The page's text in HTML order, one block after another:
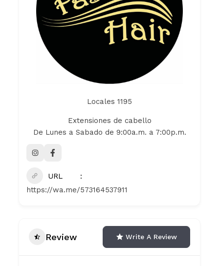
Locales 1195
Extensiones de cabello
De Lunes a Sabado de 9:00a.m. a 7:00p.m.
URL
https://wa.me/573164537911
Review Write A Review